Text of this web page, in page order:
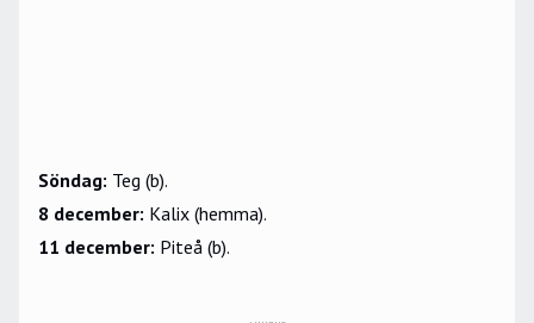
Söndag: Teg (b).
8 december: Kalix (hemma).
11 december: Piteå (b).